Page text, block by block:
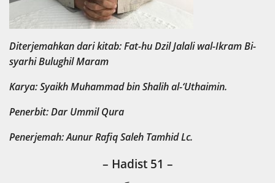
Diterjemahkan dari kitab: Fat-hu Dzil Jalali wal-Ikram Bi-
syarhi Bulughil Maram
Karya: Syaikh Muhammad bin Shalih al-‘Uthaimin.
Penerbit: Dar Ummil Qura
Penerjemah: Aunur Rafiq Saleh Tamhid Lc.
– Hadist 51 –